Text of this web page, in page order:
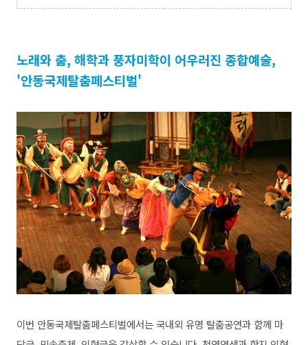
노래와 춤, 해학과 풍자미학이 어우러진 종합예술,
'안동국제탈춤페스티벌'
이번 안동국제탈춤페스티벌에서는 국내외 유명 탈춤공연과 함께 마